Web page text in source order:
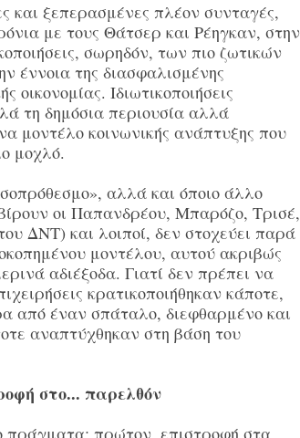
και ξεπερασμένες πλέον συνταγές,
με τους Θάτσερ και Ρέηγκαν, στην
σωρηδόν, των πιο ζωτικών
έννοια της διασφαλισμένης
οικονομίας. Ιδιωτικοποιήσεις
τη δημόσια περιουσία αλλά
μοντέλο κοινωνικής ανάπτυξης που
μοχλό.
αλλά και όποιο άλλο
οι Παπανδρέου, Μπαρόζο, Τρισέ,
ΔΝΤ) και λοιποί, δεν στοχεύει παρά
μοντέλου, αυτού ακριβώς
αδιέξοδα. Γιατί δεν πρέπει να
κρατικοποιήθηκαν κάποτε,
από έναν σπάταλο, διεφθαρμένο και
αναπτύχθηκαν στη βάση του
στο... παρελθόν
πράγματα: πρώτον, επιστροφή στα